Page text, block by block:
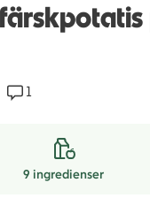
Receptet har 1
1
9ingredienser